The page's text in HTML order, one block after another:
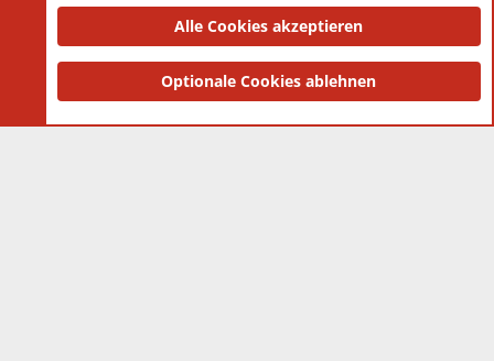
Datenschutzerklärung Impressum
Community platform by XenForo® © 2010-2025 XenForo Ltd.
and add-ons by ThemeHouse
Alle Cookies akzeptieren
Optionale Cookies ablehnen